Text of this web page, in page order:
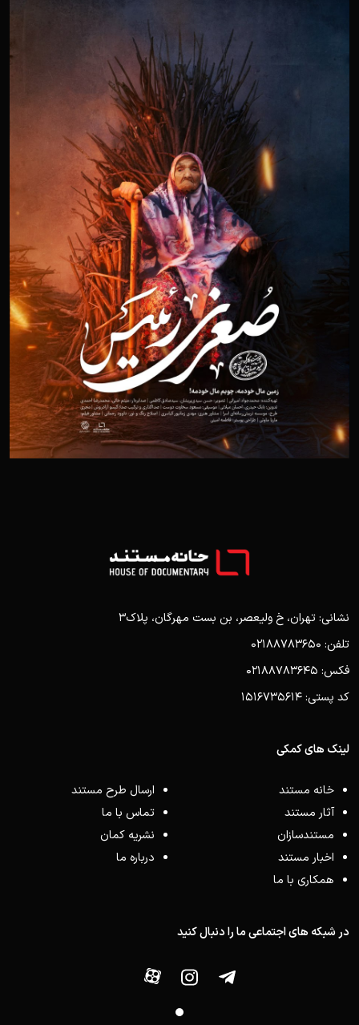
نشانی: تهران، خ ولیعصر، بن بست مهرگان، پلاک3
تلفن: 02188783650
فکس: 02188783645
کد پستی: 1516735614
لینک های کمکی
خانه مستند
آثار مستند
مستندسازان
اخبار مستند
همکاری با ما
ارسال طرح مستند
تماس با ما
نشریه کمان
درباره ما
در شبکه های اجتماعی ما را دنبال کنید